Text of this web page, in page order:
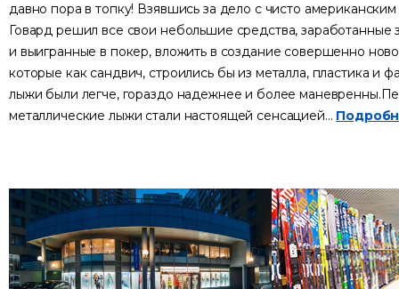
давно пора в топку! Взявшись за дело с чисто американским
Говард решил все свои небольшие средства, заработанные
и выигранные в покер, вложить в создание совершенно
которые как сандвич, строились бы из металла, пластика и
лыжи были легче, гораздо надежнее и более
металлические лыжи стали настоящей сенсацией...